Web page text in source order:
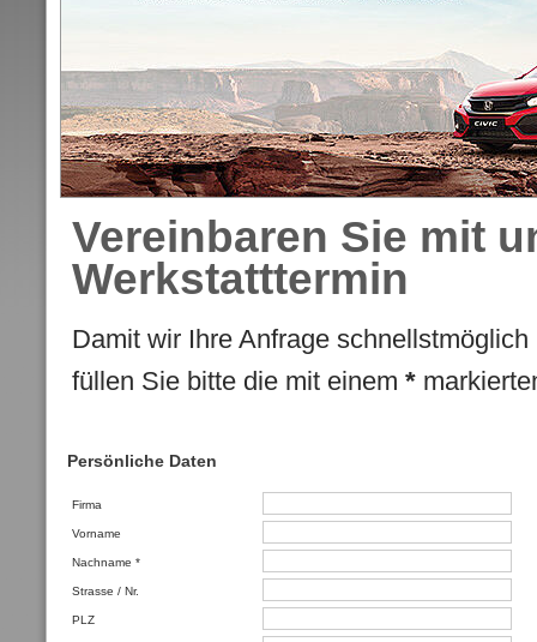
Vereinbaren Sie mit
Werkstatttermin
Damit wir Ihre Anfrage
füllen Sie bitte die mit einem *
Persönliche Daten
Firma
Vorname
Nachname *
Strasse / Nr.
PLZ